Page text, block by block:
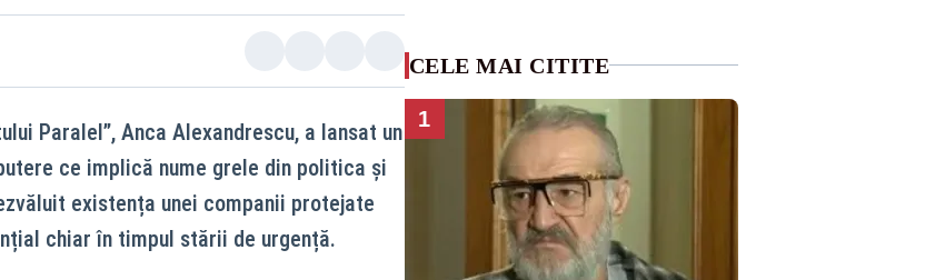
Paralel”, Anca Alexandrescu, a lansat un
ce implică nume grele din politica și
existența unei companii protejate
chiar în timpul stării de urgență.
CELE MAI CITITE
1